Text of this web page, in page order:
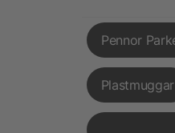
Pennor
Plastmuggar